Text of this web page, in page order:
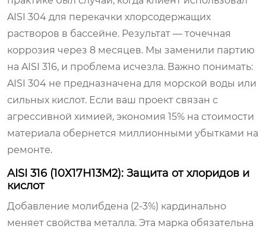
AISI 304 для перекачки хлорсодержащих
растворов в бассейне. Результат — точечная
коррозия через 8 месяцев. Мы заменили партию
на AISI 316, и проблема исчезла. Важно понимать:
AISI 304 не предназначена для морской воды или
сильных кислот. Если ваш проект связан с
агрессивной химией, экономия 15% на стоимости
материала обернется миллионными убытками на
ремонте.
AISI 316 (10Х17Н13М2): Защита от хлоридов и
кислот
Добавление молибдена (2-3%) кардинально
меняет свойства металла. Эта марка обязательна